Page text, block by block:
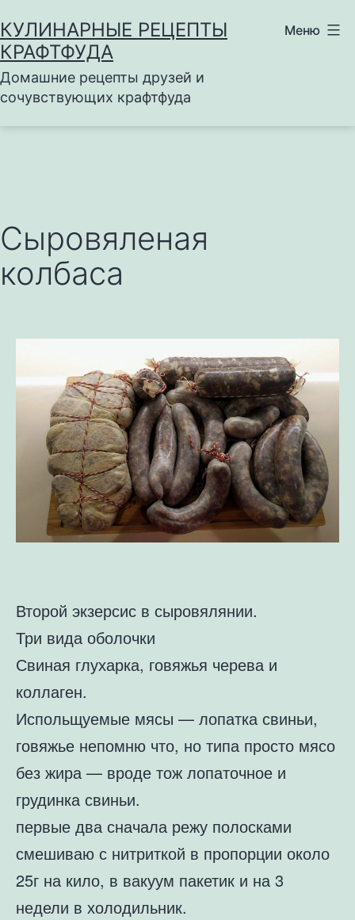
к
содержимому
КУЛИНАРНЫЕ РЕЦЕПТЫ
КРАФТФУДА
Домашние рецепты друзей и
сочувствующих крафтфуда
Меню
Сыровяленая
колбаса
Второй экзерсис в сыровялянии.
Три вида оболочки
Свиная глухарка, говяжья черева и
коллаген.
Испольщуемые мясы — лопатка свиньи,
говяжье непомню что, но типа просто мясо
без жира — вроде тож лопаточное и
грудинка свиньи.
первые два сначала режу полосками
смешиваю с нитриткой в пропорции около
25г на кило, в вакуум пакетик и на 3
недели в холодильник.